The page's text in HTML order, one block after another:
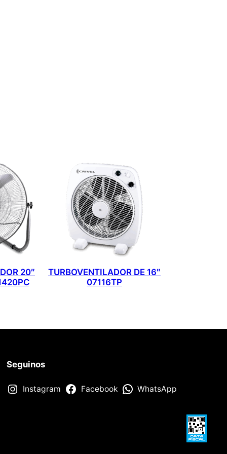
20″
TURBOVENTILADOR DE 16″
07116TP
Seguinos
Instagram Facebook WhatsApp